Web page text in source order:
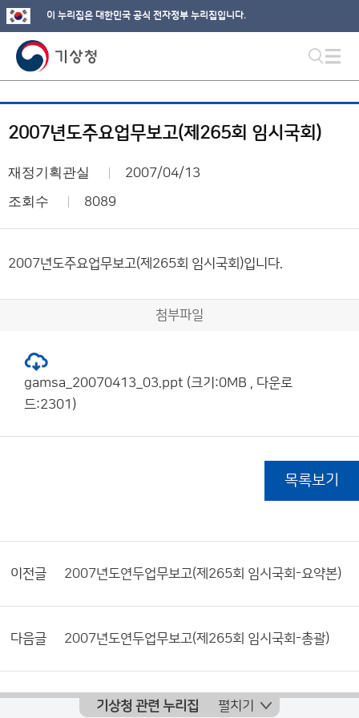
이 누리집은 대한민국 공식 전자정부 누리집입니다.
2007년도주요업무보고(제265회 임시국회)
재정기획관실 2007/04/13
조회수 8089
2007년도주요업무보고(제265회 임시국회)입니다.
첨부파일
gamsa_20070413_03.ppt (크기:0MB , 다운로
드:2301)
목록보기
이전글 2007년도연두업무보고(제265회 임시국회-요약본)
다음글 2007년도연두업무보고(제265회 임시국회-총괄)
기상청 관련 누리집 펼치기